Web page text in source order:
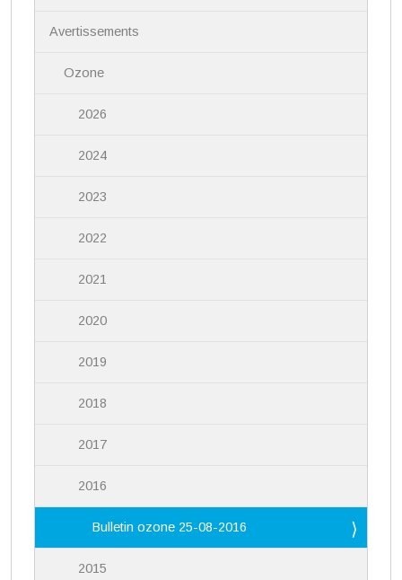
Avertissements
Ozone
2026
2024
2023
2022
2021
2020
2019
2018
2017
2016
Bulletin ozone 25-08-2016
2015